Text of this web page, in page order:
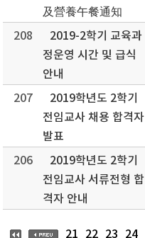
及營養午餐通知
208
2019-2학기 교육과
정운영 시간 및 급식
안내
207
2019학년도 2학기
전임교사 채용 합격자
발표
206
2019학년도 2학기
전임교사 서류전형 합
격자 안내
21 22 23 24